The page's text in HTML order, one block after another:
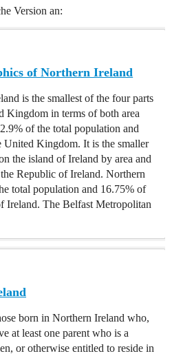
Version an:
of Northern Ireland
is the smallest of the four parts
Kingdom in terms of both area
of the total population and
United Kingdom. It is the smaller
the island of Ireland by area and
Republic of Ireland. Northern
total population and 16.75% of
Ireland. The Belfast Metropolitan
born in Northern Ireland who,
at least one parent who is a
or otherwise entitled to reside in